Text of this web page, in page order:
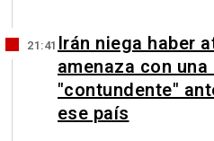
21:41Irán niega haber
amenaza con
"contundente"
ese país